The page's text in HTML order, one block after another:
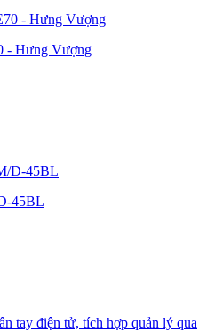
- Hưng Vượng
45BL